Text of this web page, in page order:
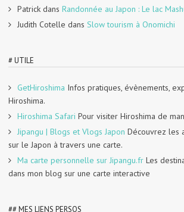
Patrick dans Randonnée au Japon : Le lac
Judith Cotelle dans Slow tourism à Onomichi
# UTILE
GetHiroshima Infos pratiques, évènements,
Hiroshima.
Hiroshima Safari Pour visiter Hiroshima de
Jipangu | Blogs et Vlogs Japon Découvrez les
sur le Japon à travers une carte.
Ma carte personnelle sur Jipangu.fr Les
dans mon blog sur une carte interactive
## MES LIENS PERSOS